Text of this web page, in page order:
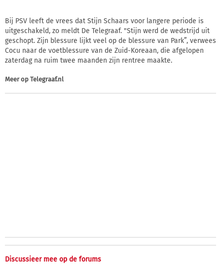
Bij PSV leeft de vrees dat Stijn Schaars voor langere periode is
uitgeschakeld, zo meldt De Telegraaf. "Stijn werd de wedstrijd uit
geschopt. Zijn blessure lijkt veel op de blessure van Park”, verwees
Cocu naar de voetblessure van de Zuid-Koreaan, die afgelopen
zaterdag na ruim twee maanden zijn rentree maakte.
Meer op Telegraaf.nl
Discussieer mee op de forums